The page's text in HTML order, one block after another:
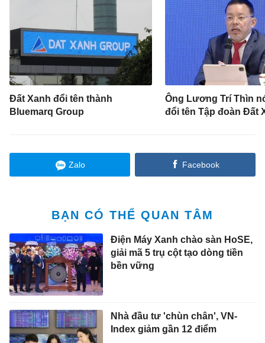
Đất Xanh đổi tên thành
Bluemarq Group
Ông Lương Trí Thìn
đổi tên Tập đoàn Đất
Zalo Facebook
BẠN CÓ THỂ QUAN TÂM
Điện Máy Xanh chào sàn HoSE,
giải mã 5 trụ cột tạo dòng tiền
bền vững
Nhà đầu tư 'chùn chân', VN-
Index giảm gần 12 điểm